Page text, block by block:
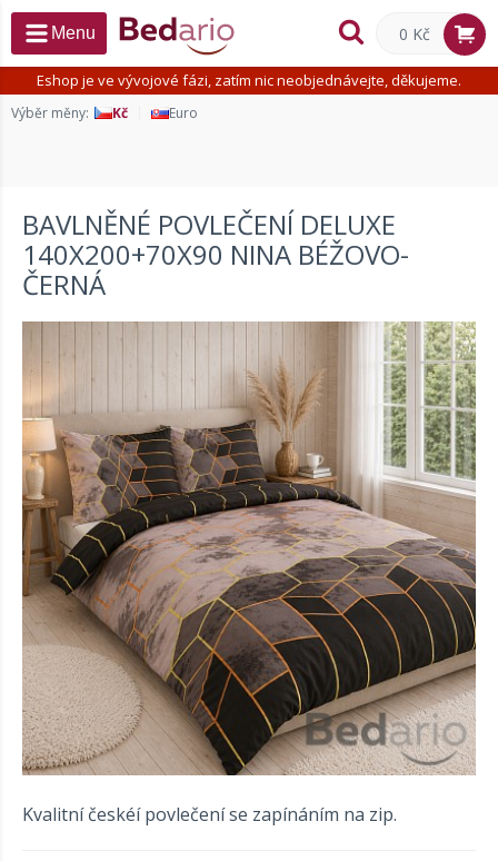
Eshop je ve vývojové fázi, zatím nic neobjednávejte, děkujeme.
Výběr měny: Kč Euro
Menu 0 Kč
BAVLNĚNÉ POVLEČENÍ DELUXE
140X200+70X90 NINA BÉŽOVO-
ČERNÁ
Kvalitní českéí povlečení se zapínáním na zip.